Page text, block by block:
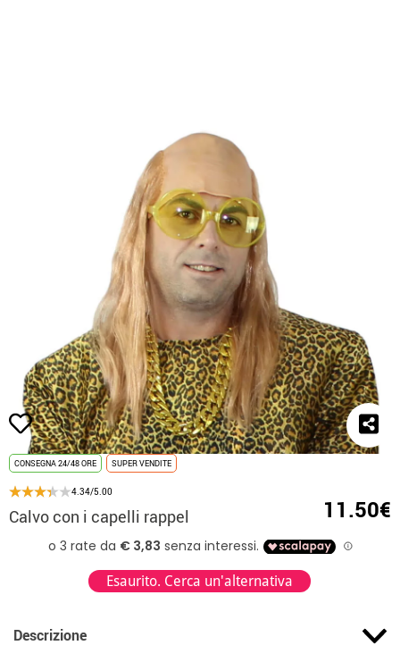
CONSEGNA 24/48 ORE SUPER VENDITE
4.34/5.00
Calvo con i capelli rappel 11.50€
Esaurito. Cerca un'alternativa
Descrizione